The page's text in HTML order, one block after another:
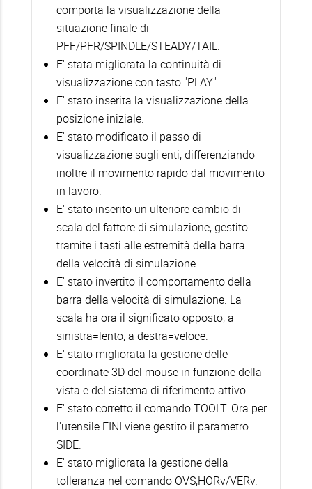
comporta la visualizzazione della
situazione finale di
PFF/PFR/SPINDLE/STEADY/TAIL.
E' stata migliorata la continuità di
visualizzazione con tasto "PLAY".
E' stato inserita la visualizzazione della
posizione iniziale.
E' stato modificato il passo di
visualizzazione sugli enti, differenziando
inoltre il movimento rapido dal movimento
in lavoro.
E' stato inserito un ulteriore cambio di
scala del fattore di simulazione, gestito
tramite i tasti alle estremità della barra
della velocità di simulazione.
E' stato invertito il comportamento della
barra della velocità di simulazione. La
scala ha ora il significato opposto, a
sinistra=lento, a destra=veloce.
E' stato migliorata la gestione delle
coordinate 3D del mouse in funzione della
vista e del sistema di riferimento attivo.
E' stato corretto il comando TOOLT. Ora per
l'utensile FINI viene gestito il parametro
SIDE.
E' stato migliorata la gestione della
tolleranza nel comando OVS,HORv/VERv.